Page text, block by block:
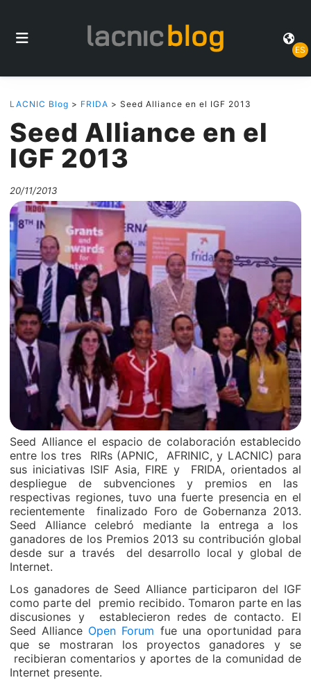
ES
LACNIC Blog > FRIDA > Seed Alliance en el IGF 2013
Seed Alliance en el
IGF 2013
20/11/2013
Seed Alliance el espacio de colaboración establecido
entre los tres RIRs (APNIC, AFRINIC, y LACNIC) para
sus iniciativas ISIF Asia, FIRE y FRIDA, orientados al
despliegue de subvenciones y premios en las
respectivas regiones, tuvo una fuerte presencia en el
recientemente finalizado Foro de Gobernanza 2013.
Seed Alliance celebró mediante la entrega a los
ganadores de los Premios 2013 su contribución global
desde sur a través del desarrollo local y global de
Internet.
Los ganadores de Seed Alliance participaron del IGF
como parte del premio recibido. Tomaron parte en las
discusiones y establecieron redes de contacto. El
Seed Alliance Open Forum fue una oportunidad para
que se mostraran los proyectos ganadores y se
recibieran comentarios y aportes de la comunidad de
Internet presente.